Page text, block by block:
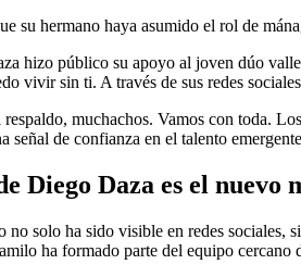
su hermano haya asumido el rol de
hizo público su apoyo al joven dúo
vivir sin ti. A través de sus redes
muchachos. Vamos con toda.
señal de confianza en el talento
Diego Daza es el nuevo
no solo ha sido visible en redes
ha formado parte del equipo